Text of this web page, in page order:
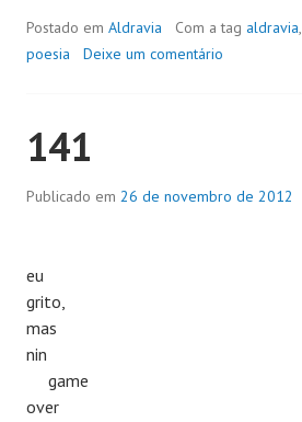
Postado em Aldravia Com a tag aldravia,
poesia
Deixe um comentário
141
Publicado em 26 de novembro de 2012
eu
grito,
mas
nin
game
over